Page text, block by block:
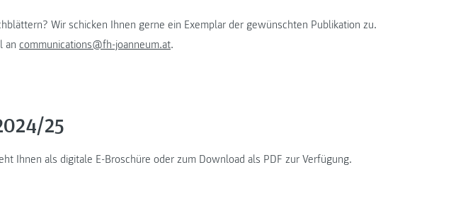
Wir schicken Ihnen gerne ein Exemplar der gewünschten Publikation zu.
an communications@fh-joanneum.at.
25
Ihnen als digitale E-Broschüre oder zum Download als PDF zur Verfügung.